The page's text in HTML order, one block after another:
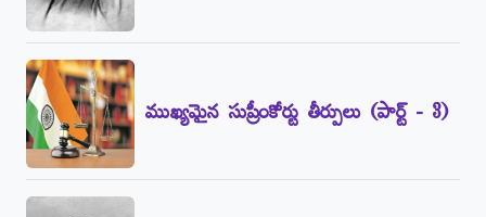
ముఖ్యమైన సుప్రీంకోర్టు తీర్పులు (పార్ట్‌ - 3)